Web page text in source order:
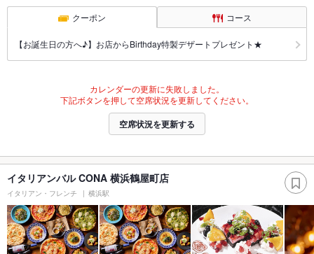
クーポン コース
【お誕生日の方へ♪】お店からBirthday特製デザートプレゼント★
カレンダーの更新に失敗しました。
下記ボタンを押して空席状況を更新してください。
空席状況を更新する
イタリアンバル CONA 横浜鶴屋町店
イタリアン・フレンチ 横浜駅